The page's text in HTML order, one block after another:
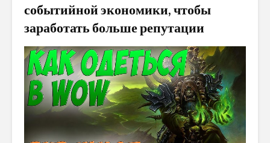
событийной экономики, чтобы
заработать больше репутации